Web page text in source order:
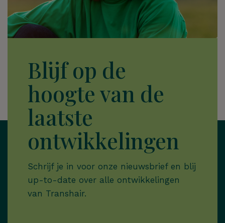
Blijf op de
hoogte van de
laatste
ontwikkelingen
Schrijf je in voor onze nieuwsbrief en blij
up-to-date over alle ontwikkelingen
van Transhair.